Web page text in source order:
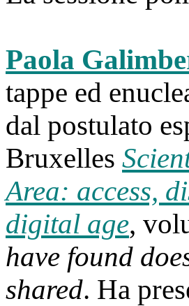
Paola
tappe ed
dal postulato
Bruxelles
Area: access,
digital age,
have found
shared. Ha